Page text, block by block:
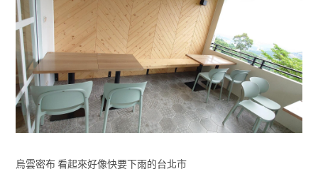
烏雲密布 看起來好像快要下雨的台北市